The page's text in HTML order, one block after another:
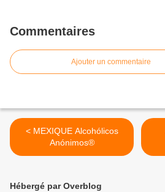
Commentaires
Ajouter un commentaire
< MEXIQUE Alcohólicos
Anónimos®
Hébergé par Overblog